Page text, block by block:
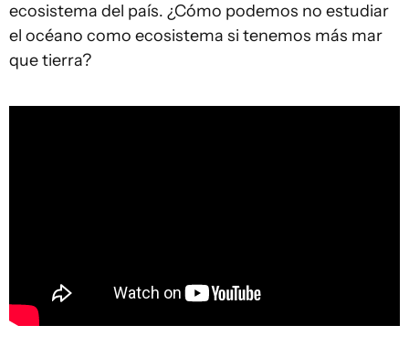
ecosistema del país. ¿Cómo podemos no estudiar
el océano como ecosistema si tenemos más mar
que tierra?